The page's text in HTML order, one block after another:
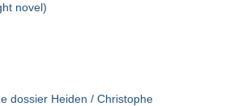
novel)
dossier Heiden / Christophe